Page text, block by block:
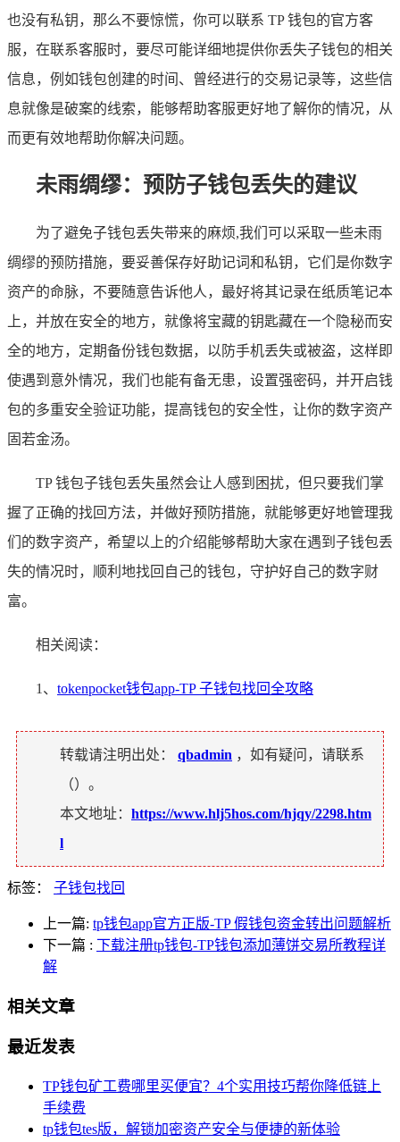
也没有私钥，那么不要惊慌，你可以联系 TP 钱包的官方客
服，在联系客服时，要尽可能详细地提供你丢失子钱包的相关
信息，例如钱包创建的时间、曾经进行的交易记录等，这些信
息就像是破案的线索，能够帮助客服更好地了解你的情况，从
而更有效地帮助你解决问题。
未雨绸缪：预防子钱包丢失的建议
为了避免子钱包丢失带来的麻烦,我们可以采取一些未雨
绸缪的预防措施，要妥善保存好助记词和私钥，它们是你数字
资产的命脉，不要随意告诉他人，最好将其记录在纸质笔记本
上，并放在安全的地方，就像将宝藏的钥匙藏在一个隐秘而安
全的地方，定期备份钱包数据，以防手机丢失或被盗，这样即
使遇到意外情况，我们也能有备无患，设置强密码，并开启钱
包的多重安全验证功能，提高钱包的安全性，让你的数字资产
固若金汤。
TP 钱包子钱包丢失虽然会让人感到困扰，但只要我们掌
握了正确的找回方法，并做好预防措施，就能够更好地管理我
们的数字资产，希望以上的介绍能够帮助大家在遇到子钱包丢
失的情况时，顺利地找回自己的钱包，守护好自己的数字财
富。
相关阅读：
1、 tokenpocket钱包app-TP 子钱包找回全攻略
转载请注明出处： qbadmin ，如有疑问，请联系
（）。
本文地址： https://www.hlj5hos.com/hjqy/2298.htm
l
标签： 子钱包找回
上一篇: tp钱包app官方正版-TP 假钱包资金转出问题解析
下一篇 : 下载注册tp钱包-TP钱包添加薄饼交易所教程详
解
相关文章
最近发表
TP钱包矿工费哪里买便宜？4个实用技巧帮你降低链上
手续费
tp钱包tes版，解锁加密资产安全与便捷的新体验